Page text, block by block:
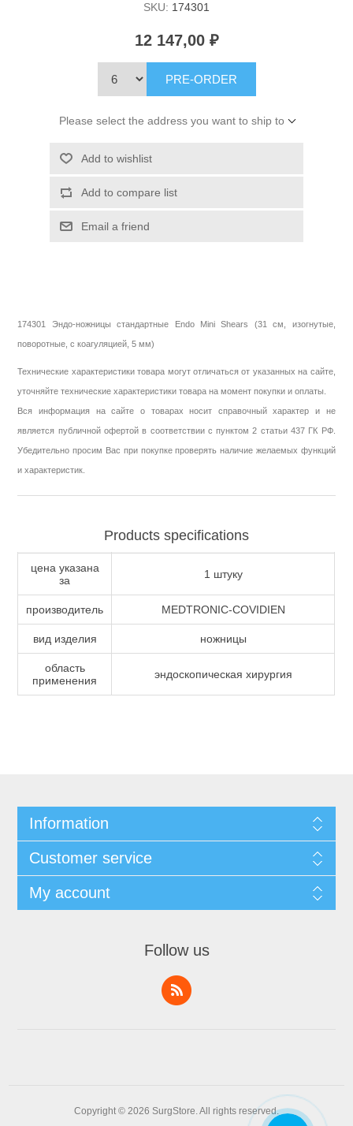
SKU: 174301
12 147,00 ₽
PRE-ORDER
Please select the address you want to ship to
Add to wishlist
Add to compare list
Email a friend
174301 Эндо-ножницы стандартные Endo Mini Shears (31 см, изогнутые,
поворотные, с коагуляцией, 5 мм)
Технические характеристики товара могут отличаться от указанных на сайте,
уточняйте технические характеристики товара на момент покупки и оплаты.
Вся информация на сайте о товарах носит справочный характер и не
является публичной офертой в соответствии с пунктом 2 статьи 437 ГК РФ.
Убедительно просим Вас при покупке проверять наличие желаемых функций
и характеристик.
Products specifications
цена указана
за
1 штуку
производитель MEDTRONIC-COVIDIEN
вид изделия ножницы
область
применения
эндоскопическая хирургия
Information
Customer service
My account
Follow us
Copyright © 2026 SurgStore. All rights reserved.